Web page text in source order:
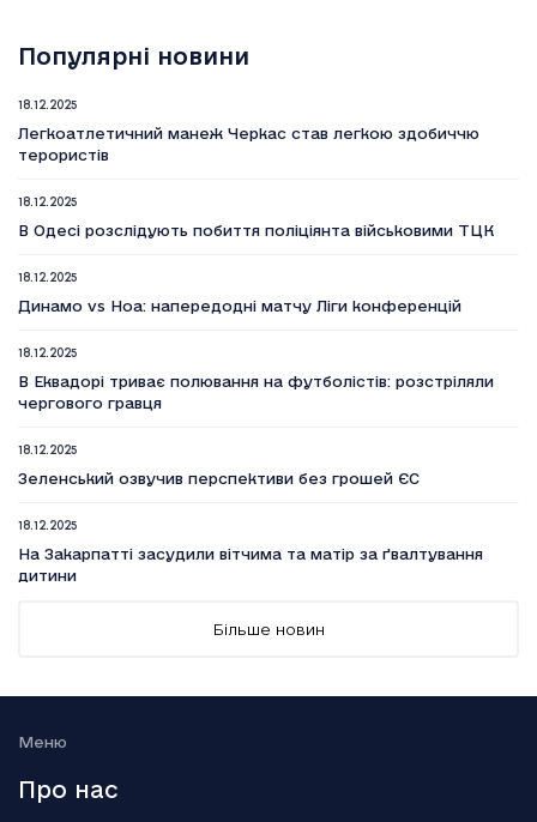
Популярні новини
18.12.2025
Легкоатлетичний манеж Черкас став легкою здобиччю
терористів
18.12.2025
В Одесі розслідують побиття поліціянта військовими ТЦК
18.12.2025
Динамо vs Ноа: напередодні матчу Ліги конференцій
18.12.2025
В Еквадорі триває полювання на футболістів: розстріляли
чергового гравця
18.12.2025
Зеленський озвучив перспективи без грошей ЄС
18.12.2025
На Закарпатті засудили вітчима та матір за ґвалтування
дитини
18.12.2025
Smart Holding відзвітував про зниження обсягу сплачених
Більше новин
Меню
Про нас